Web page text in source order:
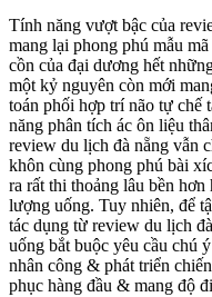
Tính năng vượt bậc của
mang lại phong phú mẫu
cồn của đại dương hết
một kỷ nguyên còn mới
toán phối hợp trí não tự chế
năng phân tích ác ôn liệu
review du lịch đà nẵng vẫn
khôn cùng phong phú bài
ra rất thi thoảng lâu bền
lượng uống. Tuy nhiên, để
tác dụng từ review du lịch
uống bắt buộc yêu cầu chú
nhân công & phát triển
phục hàng đầu & mang độ